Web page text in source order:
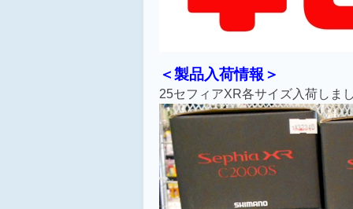
＜製品入荷情報＞
25セフィアXR各サイズ入荷しま